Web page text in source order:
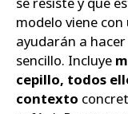
modelo viene
ayudarán a
sencillo. Incluye
cepillo, todos
contexto